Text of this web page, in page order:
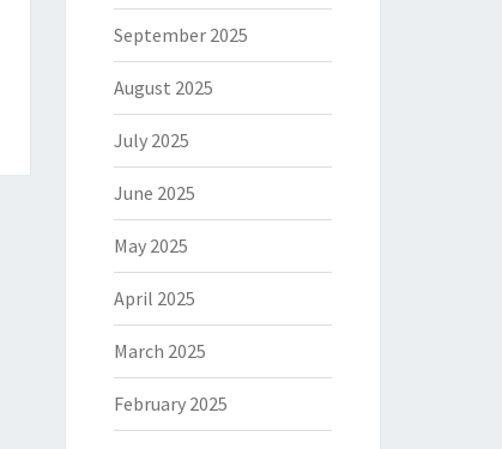
September 2025
August 2025
July 2025
June 2025
May 2025
April 2025
March 2025
February 2025